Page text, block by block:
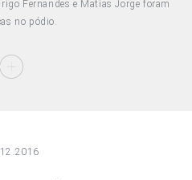
Fernandes e Matias Jorge foram
no pódio.